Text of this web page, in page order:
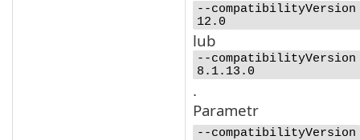
--compatibilityVersion
12.0
lub
--compatibilityVersion
8.1.13.0
.
Parametr
--compatibilityVersion